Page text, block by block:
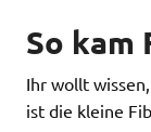
So kam
Ihr wollt
ist die kleine